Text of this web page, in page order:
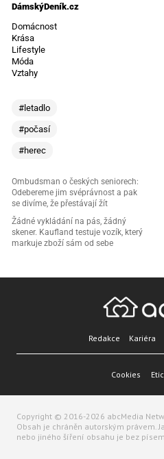
DámskýDeník.cz
Domácnost
Krása
Lifestyle
Móda
Vztahy
#letadlo
#počasí
#herec
Ombudsman o českých seniorech:
Odebereme jim svéprávnost a pak
se divíme, že přestávají žít
Žádné vykládání na pás, žádný
skener. Kaufland testuje vozík, který
markuje zboží sám od sebe
Redakce Kariéra
Cookies
Copyright © 2016-2026 abcMedia
Obsah je chráněn autorským právem.
nebo jiného šíření obsahu je bez